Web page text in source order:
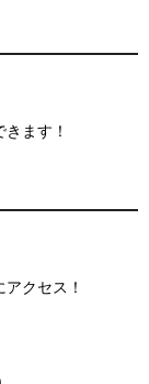
ます！
クセス！